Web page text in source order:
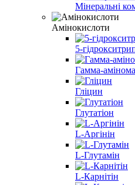
Мінеральні
Амінокислоти
5-
Гамма-
Гліцин
Глутатіон
L-Аргінін
L-Глутамін
L-Карнітін